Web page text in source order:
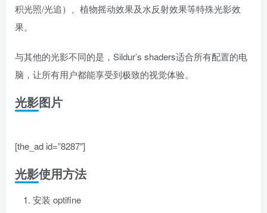
积光照/光追）、植物摇动效果及水反射效果等特殊光影效
果。
与其他的光影不同的是，Sildur’s shaders适合所有配置的电
脑，让所有用户都能享受到极致的视觉体验。
光影图片
[the_ad id=”8287″]
光影使用方法
安装 optifine